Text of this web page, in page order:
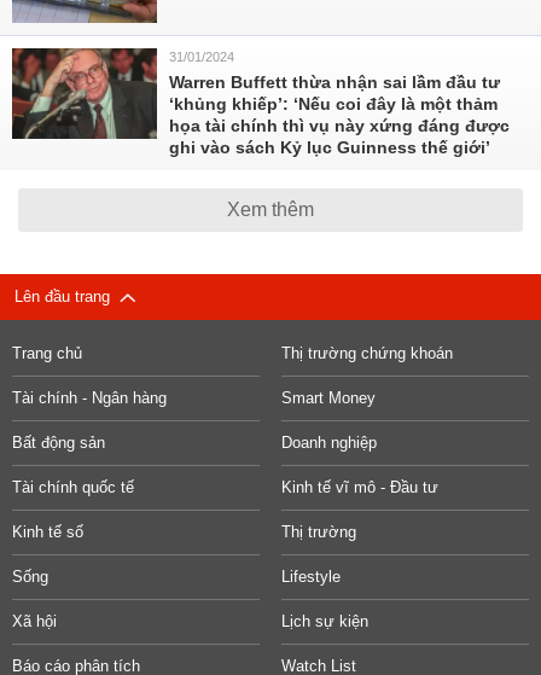
31/01/2024
Warren Buffett thừa nhận sai lầm đầu tư
‘khủng khiếp’: ‘Nếu coi đây là một thảm
họa tài chính thì vụ này xứng đáng được
ghi vào sách Kỷ lục Guinness thế giới’
Xem thêm
Lên đầu trang
Trang chủ Thị trường chứng khoán
Tài chính - Ngân hàng Smart Money
Bất động sản Doanh nghiệp
Tài chính quốc tế Kinh tế vĩ mô - Đầu tư
Kinh tế số Thị trường
Sống Lifestyle
Xã hội Lịch sự kiện
Báo cáo phân tích Watch List